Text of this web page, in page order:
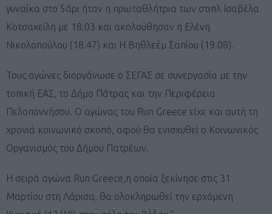
γυναίκα στο 5άρι ήταν η πρωταθλήτρια των στιπλ Ισαβέλα
Κοτσαχείλη με 18.03 και ακολούθησαν η Ελένη
Νικολοπούλου (18.47) και Η Βηθλεέμ Σαπίου (19.08).
Τους αγώνες διοργάνωσε ο ΣΕΓΑΣ σε συνεργασία με την
τοπική ΕΑΣ, το Δήμο Πάτρας και την Περιφέρεια
Πελοποννήσου. Ο αγώνας του Run Greece είχε και αυτή τη
χρονιά κοινωνικό σκοπό, αφού θα ενισχυθεί ο Κοινωνικός
Οργανισμός του Δήμου Πατρέων.
Η σειρά αγώνα Run Greece,η οποία ξεκίνησε στις 31
Μαρτίου στη Λάρισα, θα ολοκληρωθεί την ερχόμενη